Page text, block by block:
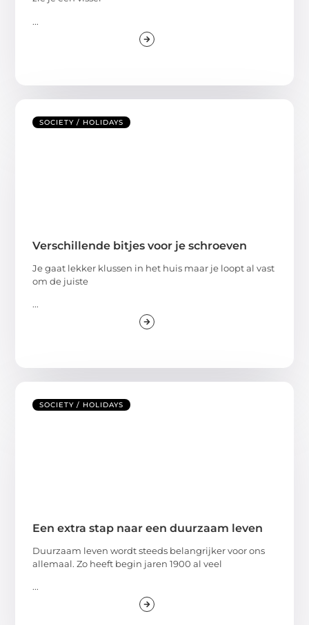
...
SOCIETY / HOLIDAYS
Verschillende bitjes voor je schroeven
Je gaat lekker klussen in het huis maar je loopt al vast
om de juiste
...
SOCIETY / HOLIDAYS
Een extra stap naar een duurzaam leven
Duurzaam leven wordt steeds belangrijker voor ons
allemaal. Zo heeft begin jaren 1900 al veel
...